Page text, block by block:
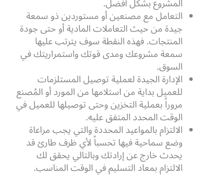
التعامل مع مصنعين أو مستوردين ذو سمعة
جيدة من حيث التعاملات المادية أو حتى جودة
المنتجات. فهذه النقطة سوف يترتب عليها
سمعة مشروعك ومدى قوتك واستمراريتك في
السوق.
الإدارة الجيدة لعملية توصيل المستلزمات
للعميل بداية من استلامها من المورد أو المُصنع
مروراً بعملية التخزين وحتى توصيلها للعميل في
الوقت المحدد المتفق عليه.
الالتزام بالمواعيد المحددة والتي يجب مراعاة
وضع سماحية فيها تحسباً لأي ظرف طارئ قد
يحدث خارج عن إرادتك وبالتالي يحقق لك
الالتزام بمعاد التسليم في الوقت المناسب.